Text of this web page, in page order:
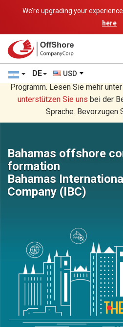
We’re upgrading your experience.
here
DE USD
Sie lesen eine Deutsche
Programm. Lesen Sie mehr unter
unterstützen Sie uns bei der
Sprache. Bevorzugen
Bahamas offshore
formation
Bahamas
Company (IBC)